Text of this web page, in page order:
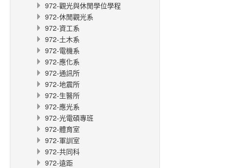
972-觀光與休閒學位學程
972-休閒觀光系
972-資工系
972-土木系
972-電機系
972-應化系
972-通訊所
972-地震所
972-生醫所
972-應光系
972-光電碩專班
972-體育室
972-軍訓室
972-共同科
972-遠距